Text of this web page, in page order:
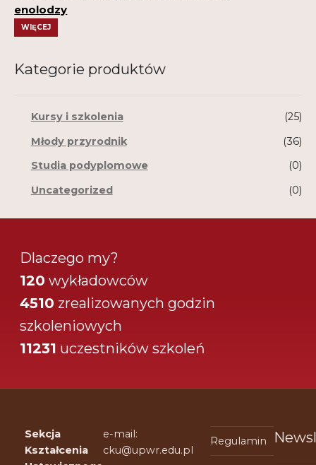
enolodzy
WIĘCEJ
Kategorie produktów
Kursy i szkolenia
(25)
Młody przyrodnik
(36)
Studia podyplomowe
(0)
Uncategorized
(0)
Dlaczego my?
120 wykładowców
4510 zrealizowanych godzin
szkoleniowych
11231 uczestników szkoleń
Sekcja
Kształcenia
e-mail:
cku@upwr.edu.pl
Regulamin